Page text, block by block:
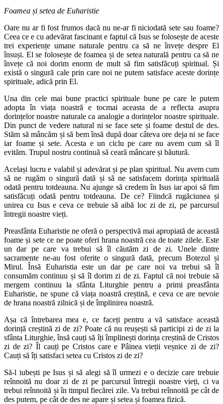
Foamea și setea de Euharistie
Oare nu ar fi fost frumos dacă nu ne-ar fi niciodată sete sau foame?
Ceea ce e cu adevărat fascinant e faptul că Isus se folosește de aceste
trei experiențe umane naturale pentru ca să ne învețe despre El
însuși. El se folosește de foamea și de setea naturală pentru ca să ne
învețe că noi dorim enorm de mult să fim satisfăcuți spiritual. Și
există o singură cale prin care noi ne putem satisface aceste dorințe
spirituale, adică prin El.
Una din cele mai bune practici spirituale bune pe care le putem
adopta în viața noastră e tocmai aceasta de a reflecta asupra
dorințelor noastre naturale ca analogie a dorințelor noastre spirituale.
Din punct de vedere natural ni se face sete și foame destul de des.
Stăm să mâncăm și să bem însă după doar câteva ore deja ni se face
iar foame și sete. Acesta e un ciclu pe care nu avem cum să îl
evităm. Trupul nostru continuă să ceară mâncare și băutură.
Același lucru e valabil și adevărat și pe plan spiritual. Nu avem cum
să ne rugăm o singură dată și să ne satisfacem dorința spirituală
odată pentru totdeauna. Nu ajunge să credem în Isus iar apoi să fim
satisfăcuți odată pentru totdeauna. De ce? Fiindcă rugăciunea și
unirea cu Isus e ceva ce trebuie să aibă loc zi de zi, pe parcursul
întregii noastre vieți.
Preasfânta Euharistie ne oferă o perspectivă mai apropiată de această
foame și sete ce ne poate oferi hrana noastră cea de toate zilele. Este
un dar pe care va trebui să îl căutăm zi de zi. Unele dintre
sacramente ne-au fost oferite o singură dată, precum Botezul și
Mirul. Însă Euharistia este un dar pe care noi va trebui să îl
consumăm continuu și să îl dorim zi de zi. Faptul că noi trebuie să
mergem continuu la sfânta Liturghie pentru a primi preasfânta
Euharistie, ne spune că viața noastră creștină, e ceva ce are nevoie
de hrana noastră zilnică și de împlinirea noastră.
Așa că întrebarea mea e, ce faceți pentru a vă satisface această
dorință creștină zi de zi? Poate că nu reușești să participi zi de zi la
sfânta Liturghie, însă cauți să îți împlinești dorința creștină de Cristos
zi de zi? Îl cauți pe Cristos care e Pâinea vieții veșnice zi de zi?
Cauți să îți satisfaci setea cu Cristos zi de zi?
Să-l iubești pe Isus și să alegi să îl urmezi e o decizie care trebuie
reînnoită nu doar zi de zi pe parcursul întregii noastre vieți, ci va
trebui reînnoită și în timpul fiecărei zile. Va trebui reînnoită pe cât de
des putem, pe cât de des ne apare și setea și foamea fizică.